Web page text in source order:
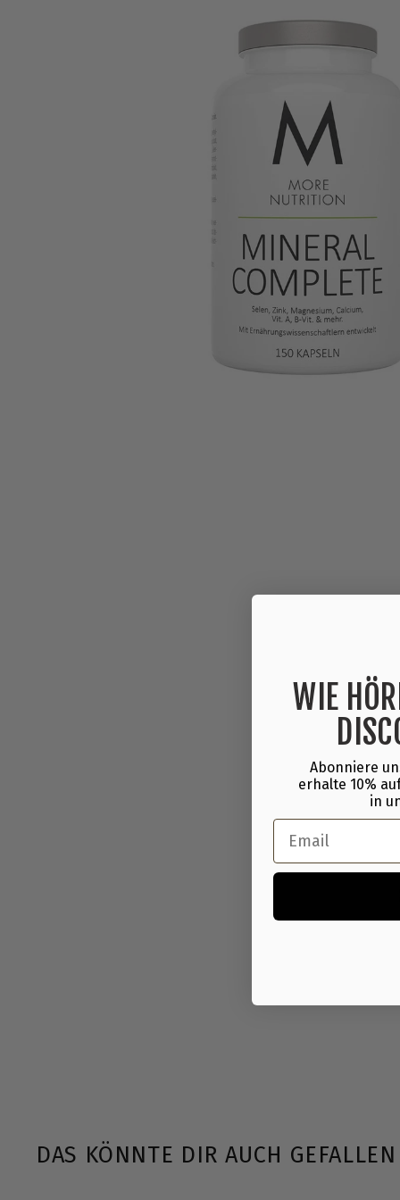
DAS KÖNNTE DIR AUCH GEFALLEN
WIE
Abonniere
erhalte 10%
in
Email